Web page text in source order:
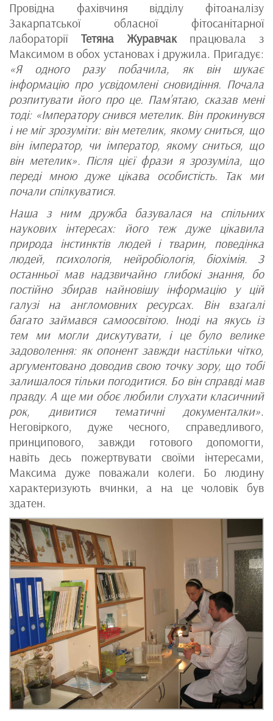
Провідна фахівчиня відділу фітоаналізу
Закарпатської обласної фітосанітарної
лабораторії Тетяна Журавчакпрацювала з
Максимом в обох установах і дружила. Пригадує:
«Я одного разу побачила, як він шукає
інформацію про усвідомлені сновидіння. Почала
розпитувати його про це. Пам’ятаю, сказав мені
тоді: «Імператору снився метелик. Він прокинувся
і не міг зрозуміти: він метелик, якому сниться, що
він імператор, чи імператор, якому сниться, що
він метелик». Після цієї фрази я зрозуміла, що
переді мною дуже цікава особистість. Так ми
почали спілкуватися.
Наша з ним дружба базувалася на спільних
наукових інтересах: його теж дуже цікавила
природа інстинктів людей і тварин, поведінка
людей, психологія, нейробіологія, біохімія. З
останньої мав надзвичайно глибокі знання, бо
постійно збирав найновішу інформацію у цій
галузі на англомовних ресурсах. Він взагалі
багато займався самоосвітою. Іноді на якусь із
тем ми могли дискутувати, і це було велике
задоволення: як опонент завжди настільки чітко,
аргументовано доводив свою точку зору, що тобі
залишалося тільки погодитися. Бо він справді мав
правду. А ще ми обоє любили слухати класичний
рок, дивитися тематичні документалки».
Неговіркого, дуже чесного, справедливого,
принципового, завжди готового допомогти,
навіть десь пожертвувати своїми інтересами,
Максима дуже поважали колеги. Бо людину
характеризують вчинки, а на це чоловік був
здатен.